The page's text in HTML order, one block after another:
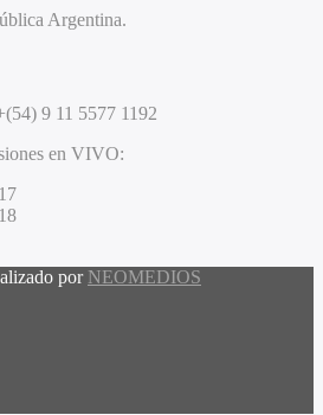
Argentina.
9 11 5577 1192
en VIVO:
por NEOMEDIOS